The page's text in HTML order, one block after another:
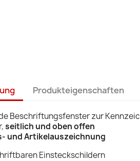
Produkteigenschaften
Beschriftungsfenster zur
seitlich und oben offen
und Artikelauszeichnung
Einsteckschildern